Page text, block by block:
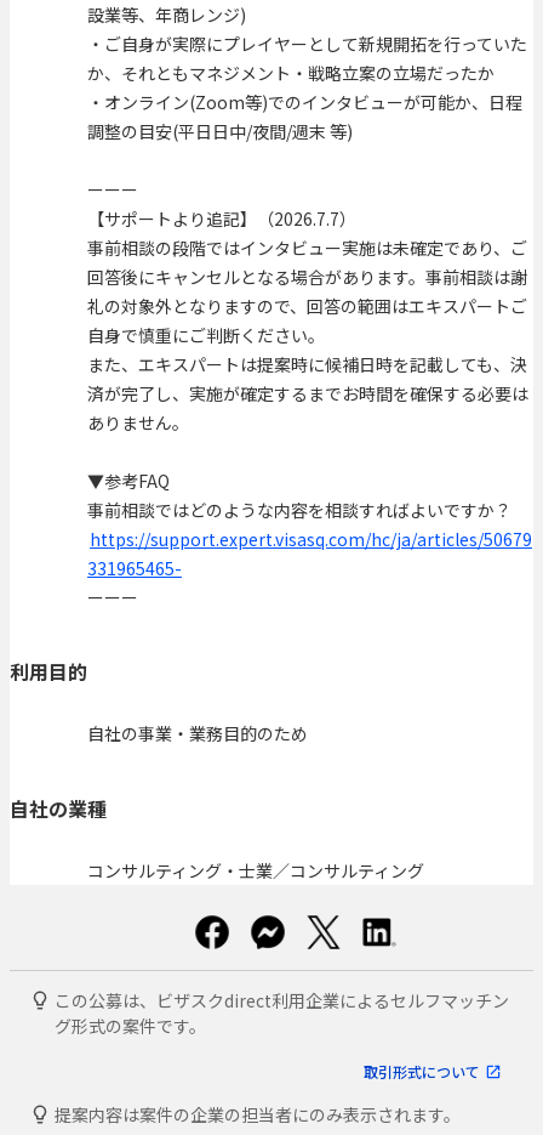
設業等、年商レンジ)
・ご自身が実際にプレイヤーとして新規開拓を行っていた
か、それともマネジメント・戦略立案の立場だったか
・オンライン(Zoom等)でのインタビューが可能か、日程
調整の目安(平日日中/夜間/週末 等)
ーーー
【サポートより追記】（2026.7.7）
事前相談の段階ではインタビュー実施は未確定であり、ご
回答後にキャンセルとなる場合があります。事前相談は謝
礼の対象外となりますので、回答の範囲はエキスパートご
自身で慎重にご判断ください。
また、エキスパートは提案時に候補日時を記載しても、決
済が完了し、実施が確定するまでお時間を確保する必要は
ありません。
▼参考FAQ
事前相談ではどのような内容を相談すればよいですか？
https://support.expert.visasq.com/hc/ja/articles/50679
331965465-
ーーー
利用目的
自社の事業・業務目的のため
自社の業種
コンサルティング・士業／コンサルティング
この公募は、ビザスクdirect利用企業によるセルフマッチン
グ形式の案件です。
取引形式について
提案内容は案件の企業の担当者にのみ表示されます。